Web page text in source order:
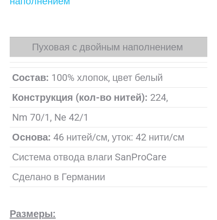
Пуховая с двойным наполнением
Состав: 100% хлопок, цвет белый
Конструкция (кол-во нитей): 224,
Nm 70/1, Ne 42/1
Основа: 46 нитей/см, уток: 42 нити/см
Система отвода влаги SanProCare
Сделано в Германии
Размеры: